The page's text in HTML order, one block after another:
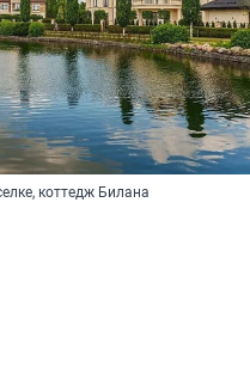
коттедж Билана